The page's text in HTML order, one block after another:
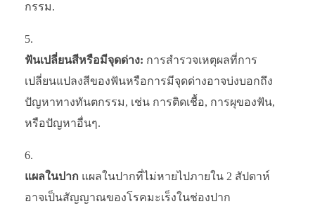
กรรม.
ฟันเปลี่ยนสีหรือมีจุดด่าง: การสำรวจเหตุผลที่การ
เปลี่ยนแปลงสีของฟันหรือการมีจุดด่างอาจบ่งบอกถึง
ปัญหาทางทันตกรรม, เช่น การติดเชื้อ, การผุของฟัน,
หรือปัญหาอื่นๆ.
แผลในปาก แผลในปากที่ไม่หายไปภายใน 2 สัปดาห์
อาจเป็นสัญญาณของโรคมะเร็งในช่องปาก